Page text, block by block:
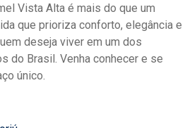
Vista Alta é mais do que um
que prioriza conforto, elegância e
deseja viver em um dos
do Brasil. Venha conhecer e se
único.